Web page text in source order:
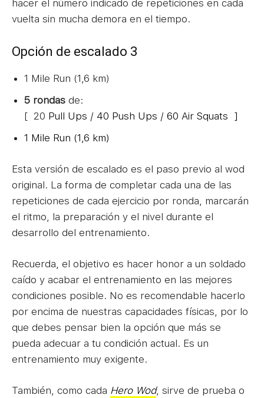
hacer el número indicado de repeticiones en cada
vuelta sin mucha demora en el tiempo.
Opción de escalado 3
1 Mile Run (1,6 km)
5 rondas de:
[ 20 Pull Ups / 40 Push Ups / 60 Air Squats ]
1 Mile Run (1,6 km)
Esta versión de escalado es el paso previo al wod
original. La forma de completar cada una de las
repeticiones de cada ejercicio por ronda, marcarán
el ritmo, la preparación y el nivel durante el
desarrollo del entrenamiento.
Recuerda, el objetivo es hacer honor a un soldado
caído y acabar el entrenamiento en las mejores
condiciones posible. No es recomendable hacerlo
por encima de nuestras capacidades físicas, por lo
que debes pensar bien la opción que más se
pueda adecuar a tu condición actual. Es un
entrenamiento muy exigente.
También, como cada Hero Wod, sirve de prueba o